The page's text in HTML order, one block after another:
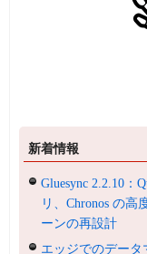
新着情報
Gluesync 2.2.10：
リ、Chronos の
ーンの再設計
エッジでのデータ